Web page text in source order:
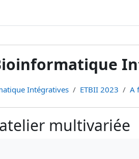
Intégratives ETBII 2023 A
multivariée